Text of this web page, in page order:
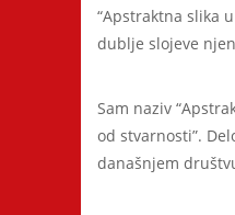
“Apstraktna slika
dublje slojeve
Sam naziv
od stvarnosti”.
današnjem